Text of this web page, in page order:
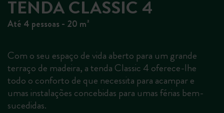
TENDA CLASSIC 4
Até 4 pessoas - 20 m²
Com o seu espaço de vida aberto para um grande
terraço de madeira, a tenda Classic 4 oferece-lhe
todo o conforto de que necessita para acampar e
umas instalações concebidas para umas férias bem-
sucedidas.